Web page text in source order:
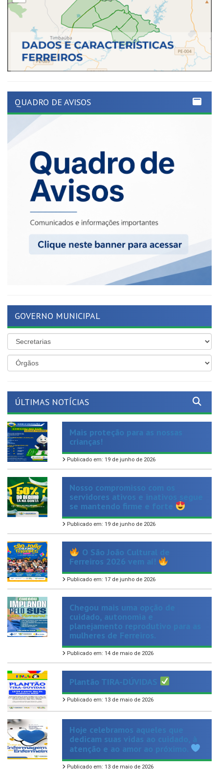
Mais proteção para as nossas
crianças!
Publicado em: 19 de junho de 2026
Nosso compromisso com os
servidores ativos e inativos segue
se mantendo firme e forte
Publicado em: 19 de junho de 2026
O São João Cultural de
Ferreiros 2026 vem aí!
Publicado em: 17 de junho de 2026
Chegou mais uma opção de
cuidado, autonomia e
planejamento reprodutivo para as
mulheres de Ferreiros.
Publicado em: 14 de maio de 2026
Plantão TIRA-DÚVIDAS
Publicado em: 13 de maio de 2026
Hoje celebramos aqueles que
dedicam suas vidas ao cuidado, à
atenção e ao amor ao próximo.
Publicado em: 13 de maio de 2026